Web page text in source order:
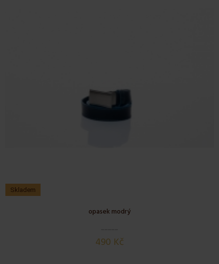
opasek modrý
490 Kč
Skladem